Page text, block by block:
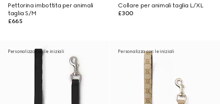
Pettorina imbottita per animali
taglia S/M
£665
Collare per animali taglia L/XL
£300
Personalizza con le iniziali Personalizza con le iniziali